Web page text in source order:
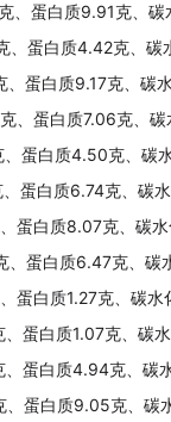
、蛋白质9.91克、碳
、蛋白质4.42克、碳
蛋白质9.17克、碳
、蛋白质7.06克、碳
蛋白质4.50克、碳
蛋白质6.74克、碳
蛋白质8.07克、碳
、蛋白质6.47克、碳
蛋白质1.27克、碳
蛋白质1.07克、碳
蛋白质4.94克、碳
蛋白质9.05克、碳